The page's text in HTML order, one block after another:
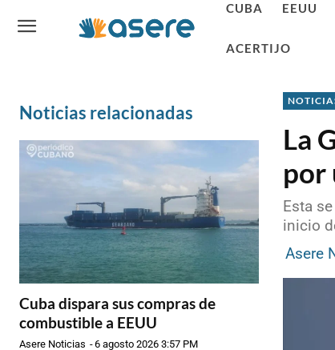
CUBA EEUU
ACERTIJO
Noticias relacionadas
Cuba dispara sus compras de
combustible a EEUU
Asere Noticias -6 agosto 2026 3:57 PM
La
por
Esta
inicio
Asere